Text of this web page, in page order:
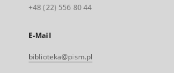
+48 (22) 556 80 44
E-Mail
biblioteka@pism.pl